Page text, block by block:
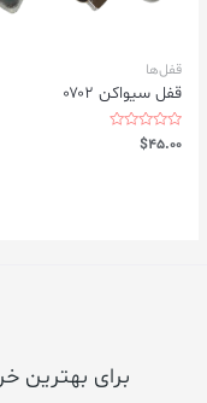
قفل‌ها
قفل سیواکن ۰۷۰۲
Rated
0
$45.00
برای بهترین